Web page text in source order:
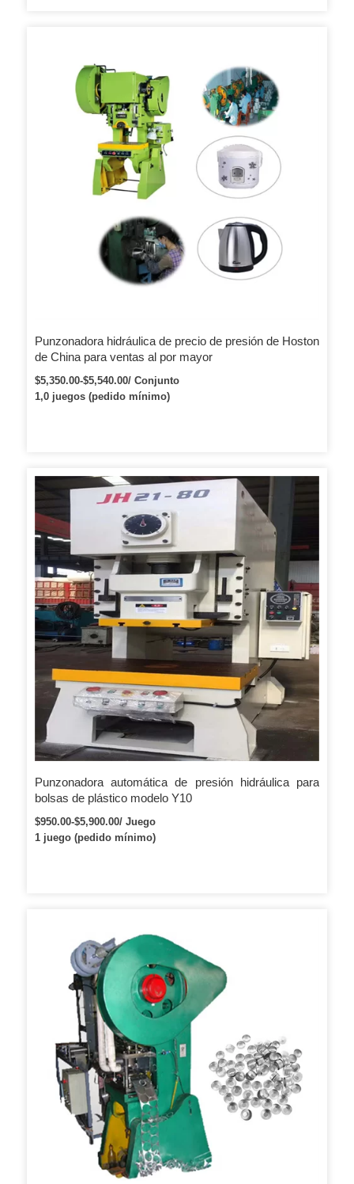
Punzonadora hidráulica de precio de presión de Hoston
de China para ventas al por mayor
$5,350.00-$5,540.00/ Conjunto
1,0 juegos (pedido mínimo)
Punzonadora automática de presión hidráulica para
bolsas de plástico modelo Y10
$950.00-$5,900.00/ Juego
1 juego (pedido mínimo)